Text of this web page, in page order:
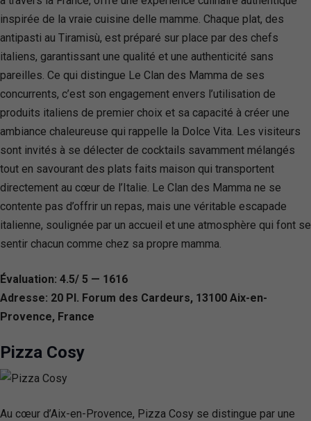
inspirée de la vraie cuisine delle mamme. Chaque plat, des
antipasti au Tiramisù, est préparé sur place par des chefs
italiens, garantissant une qualité et une authenticité sans
pareilles. Ce qui distingue Le Clan des Mamma de ses
concurrents, c’est son engagement envers l’utilisation de
produits italiens de premier choix et sa capacité à créer une
ambiance chaleureuse qui rappelle la Dolce Vita. Les visiteurs
sont invités à se délecter de cocktails savamment mélangés
tout en savourant des plats faits maison qui transportent
directement au cœur de l’Italie. Le Clan des Mamma ne se
contente pas d’offrir un repas, mais une véritable escapade
italienne, soulignée par un accueil et une atmosphère qui font se
sentir chacun comme chez sa propre mamma.
Évaluation: 4.5/ 5 — 1616
Adresse: 20 Pl. Forum des Cardeurs, 13100 Aix-en-
Provence, France
Pizza Cosy
Au cœur d’Aix-en-Provence, Pizza Cosy se distingue par une